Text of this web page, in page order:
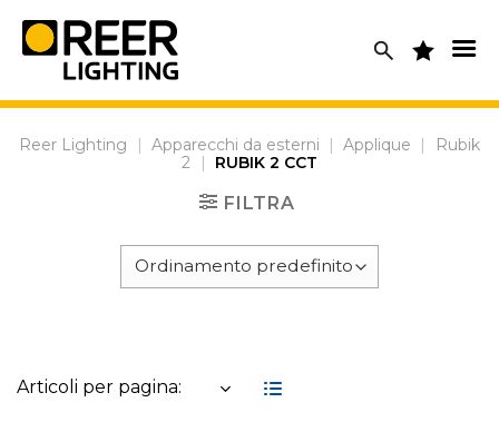
content
Reer Lighting | Apparecchi da esterni | Applique |
Rubik
2
| RUBIK 2 CCT
FILTRA
Articoli per pagina: